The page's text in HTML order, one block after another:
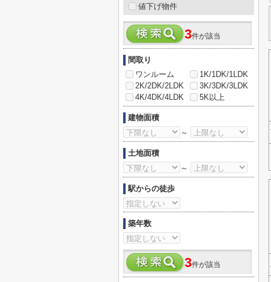
値下げ物件
3件が該当
間取り
ワンルーム
1K/1DK/1LDK
2K/2DK/2LDK
3K/3DK/3LDK
4K/4DK/4LDK
5K以上
建物面積
～
土地面積
～
駅からの徒歩
築年数
3件が該当